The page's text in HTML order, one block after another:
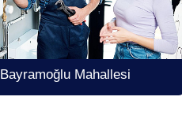
Bayramoğlu Mahallesi